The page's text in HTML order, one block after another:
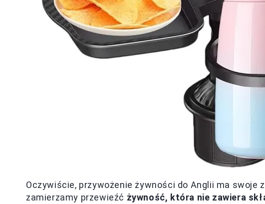
Oczywiście, przywożenie żywności do Anglii ma swoje
zamierzamy przewieźć żywność, która nie zawiera